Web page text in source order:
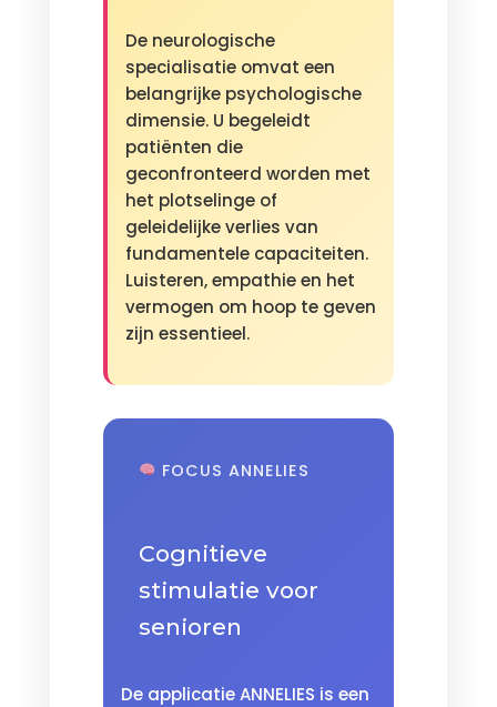
De neurologische
specialisatie omvat een
belangrijke psychologische
dimensie. U begeleidt
patiënten die
geconfronteerd worden met
het plotselinge of
geleidelijke verlies van
fundamentele capaciteiten.
Luisteren, empathie en het
vermogen om hoop te geven
zijn essentieel.
FOCUS ANNELIES
Cognitieve
stimulatie voor
senioren
De applicatie ANNELIES is een